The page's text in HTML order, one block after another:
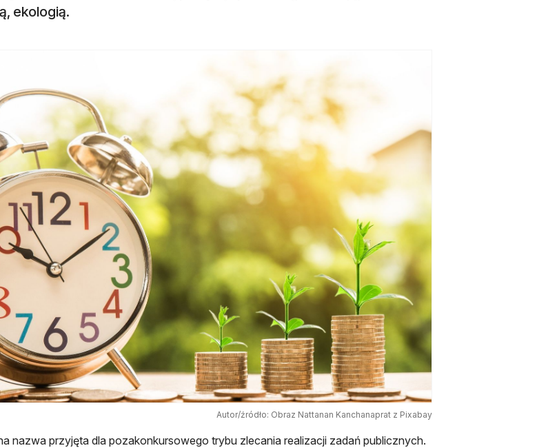
ekologią.
Autor/źródło: Obraz Nattanan Kanchanaprat z Pixabay
nazwa przyjęta dla pozakonkursowego trybu zlecania realizacji zadań publicznych.